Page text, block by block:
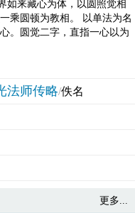
如来藏心为体，以圆照觉相
乘圆顿为教相。 以单法为名
。圆觉二字，直指一心以为
法师传略/佚名
更多...